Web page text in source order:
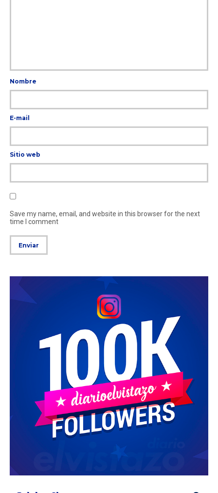
Nombre
E-mail
Sitio web
Save my name, email, and website in this browser for the next
time I comment